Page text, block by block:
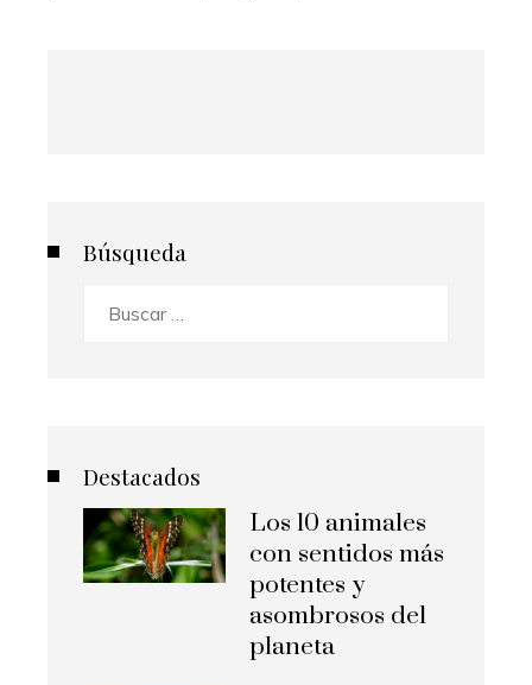
Búsqueda
Destacados
Los 10 animales
con sentidos más
potentes y
asombrosos del
planeta